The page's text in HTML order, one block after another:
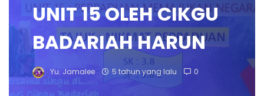
UNIT 15 OLEH CIKGU
BADARIAH HARUN
Yu. Jamalee 5 tahun yang lalu 0